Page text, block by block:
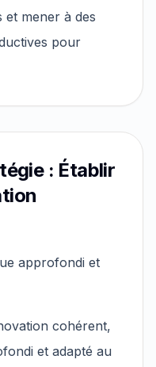
et mener à des
pour
: Établir
approfondi et
cohérent,
et adapté au